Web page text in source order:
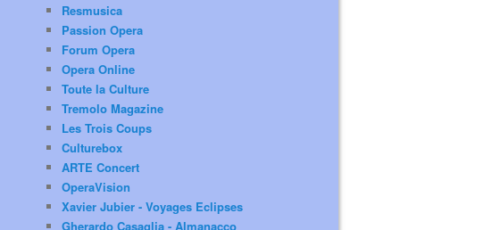
Resmusica
Passion Opera
Forum Opera
Opera Online
Toute la Culture
Tremolo Magazine
Les Trois Coups
Culturebox
ARTE Concert
OperaVision
Xavier Jubier - Voyages Eclipses
Gherardo Casaglia - Almanacco